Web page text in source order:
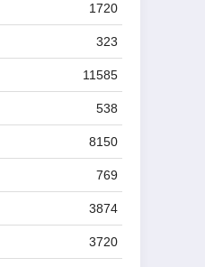
1720
323
11585
538
8150
769
3874
3720